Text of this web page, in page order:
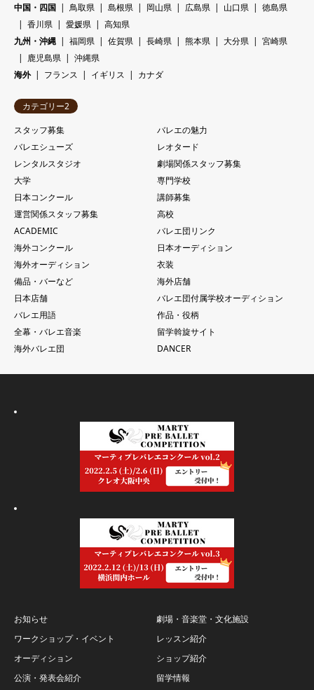
中国・四国
鳥取県 島根県 岡山県 広島県 山口県
徳島県
香川県
愛媛県
高知県
九州・沖縄
福岡県 佐賀県 長崎県 熊本県 大分県
宮崎県
鹿児島県
沖縄県
海外
フランス イギリス カナダ
カテゴリー2
スタッフ募集
バレエの魅力
バレエシューズ
レオタード
レンタルスタジオ
劇場関係スタッフ募集
大学
専門学校
日本コンクール
講師募集
運営関係スタッフ募集
高校
ACADEMIC
バレエ団リンク
海外コンクール
日本オーディション
海外オーディション
衣装
備品・バーなど
海外店舗
日本店舗
バレエ団付属学校オーディション
バレエ用語
作品・役柄
全幕・バレエ音楽
留学斡旋サイト
海外バレエ団
DANCER
お知らせ
ワークショップ・イベント
オーディション
公演・発表会紹介
劇場・音楽堂・文化施設
レッスン紹介
ショップ紹介
留学情報